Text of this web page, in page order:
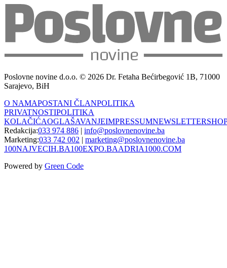
Poslovne novine d.o.o. © 2026 Dr. Fetaha Bećirbegović 1B, 71000
Sarajevo, BiH
O NAMAPOSTANI ČLANPOLITIKA
PRIVATNOSTIPOLITIKA
KOLAČIĆAOGLAŠAVANJEIMPRESSUMNEWSLETTER
Redakcija:033 974 886 | info@poslovnenovine.ba
Marketing:033 742 002 | marketing@poslovnenovine.ba
100NAJVECIH.BA100EXPO.BAADRIA1000.COM
Powered by Green Code